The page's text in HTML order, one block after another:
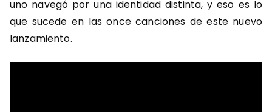
uno navegó por una identidad distinta, y eso es lo
que sucede en las once canciones de este nuevo
lanzamiento.